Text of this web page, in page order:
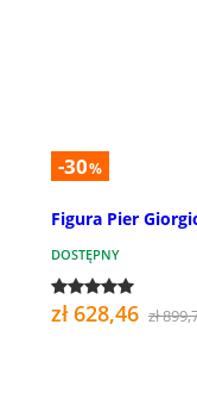
-30%
Figura Pier
DOSTĘPNY
zł 628,46 zł